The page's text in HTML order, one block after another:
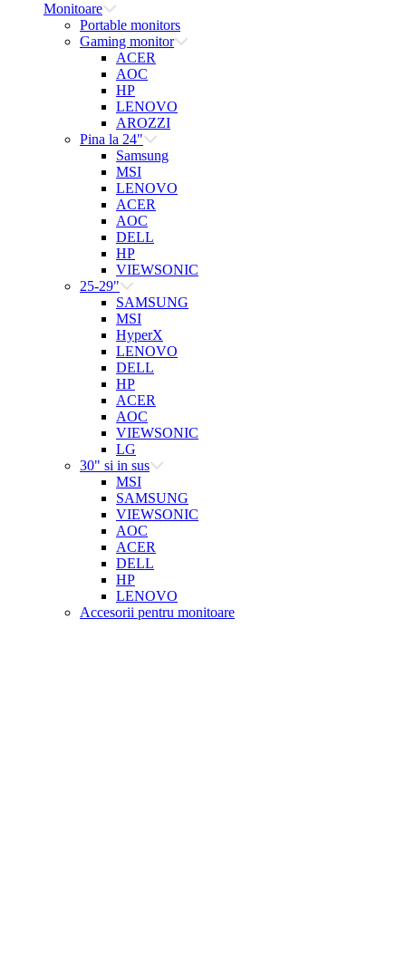
Monitoare
Portable monitors
Gaming monitor
ACER
AOC
HP
LENOVO
AROZZI
Pina la 24"
Samsung
MSI
LENOVO
ACER
AOC
DELL
HP
VIEWSONIC
25-29"
SAMSUNG
MSI
HyperX
LENOVO
DELL
HP
ACER
AOC
VIEWSONIC
LG
30" si in sus
MSI
SAMSUNG
VIEWSONIC
AOC
ACER
DELL
HP
LENOVO
Accesorii pentru monitoare